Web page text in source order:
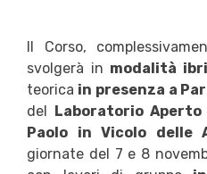
Il Corso,
svolgerà in modalità
teorica in presenza a
del Laboratorio Aperto
Paolo in Vicolo delle
giornate del 7 e 8